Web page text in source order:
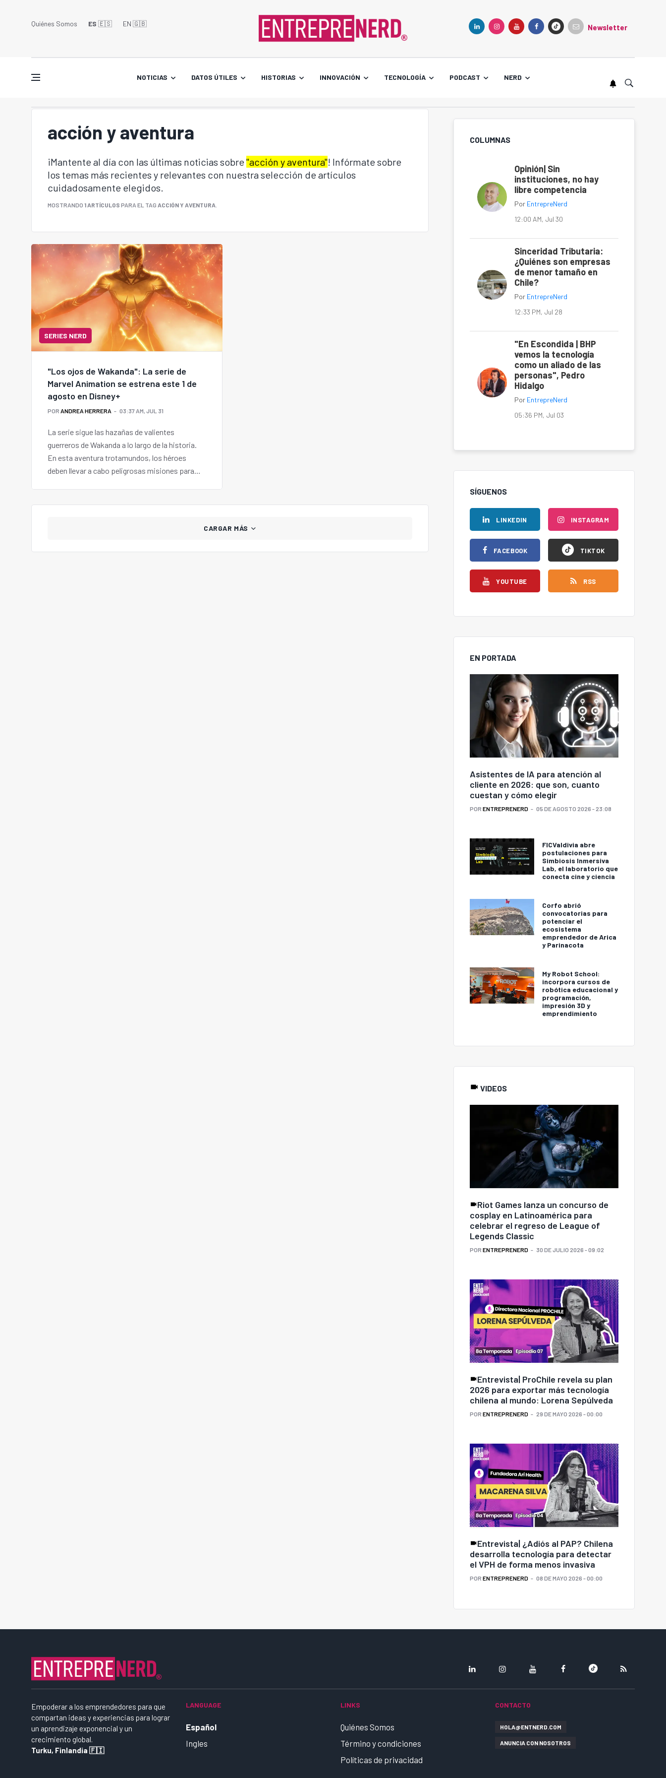
Quiénes Somos ES 🇪🇸 EN 🇬🇧󠁢󠁥󠁮󠁧󠁿 Newsletter
NOTICIAS DATOS ÚTILES HISTORIAS INNOVACIÓN TECNOLOGÍA PODCAST NERD
acción y aventura
¡Mantente al día con las últimas noticias sobre "acción y aventura"! Infórmate sobre
los temas más recientes y relevantes con nuestra selección de artículos
cuidadosamente elegidos.
MOSTRANDO 1 ARTÍCULOS PARA EL TAG ACCIÓN Y AVENTURA
SERIES NERD
"Los ojos de Wakanda": La serie de
Marvel Animation se estrena este 1 de
agosto en Disney+
POR ANDREA HERRERA 03:37 AM, JUL 31
La serie sigue las hazañas de valientes
guerreros de Wakanda a lo largo de la historia.
En esta aventura trotamundos, los héroes
deben llevar a cabo peligrosas misiones para
CARGAR MÁS
COLUMNAS
Opinión| Sin
instituciones, no hay
libre competencia
Por EntrepreNerd
12:00 AM, Jul 30
Sinceridad Tributaria:
¿Quiénes son empresas
de menor tamaño en
Chile?
Por EntrepreNerd
12:33 PM, Jul 28
"En Escondida | BHP
vemos la tecnología
como un aliado de las
personas", Pedro
Hidalgo
Por EntrepreNerd
05:36 PM, Jul 03
SÍGUENOS
LINKEDIN
FACEBOOK
YOUTUBE
INSTAGRAM
TIKTOK
RSS
EN PORTADA
Asistentes de IA para atención al
cliente en 2026: que son, cuanto
cuestan y cómo elegir
POR ENTREPRENERD 05 DE AGOSTO 2026 - 23:08
FICValdivia abre
postulaciones para
Simbiosis Inmersiva
Lab, el laboratorio que
conecta cine y ciencia
Corfo abrió
convocatorias para
potenciar el
ecosistema
emprendedor de Arica
y Parinacota
My Robot School:
incorpora cursos de
robótica educacional y
programación,
impresión 3D y
emprendimiento
VIDEOS
Riot Games lanza un concurso de
cosplay en Latinoamérica para
celebrar el regreso de League of
Legends Classic
POR ENTREPRENERD 30 DE JULIO 2026 - 09:02
Entrevista| ProChile revela su plan
2026 para exportar más tecnología
chilena al mundo: Lorena Sepúlveda
POR ENTREPRENERD 29 DE MAYO 2026 - 00:00
Entrevista| ¿Adiós al PAP? Chilena
desarrolla tecnología para detectar
el VPH de forma menos invasiva
POR ENTREPRENERD 08 DE MAYO 2026 - 00:00
Empoderar a los emprendedores para que
compartan ideas y experiencias para lograr
un aprendizaje exponencial y un
crecimiento global.
Turku, Finlandia 🇫🇮
LANGUAGE
Español
Ingles
LINKS
Quiénes Somos
Término y condiciones
Políticas de privacidad
CONTACTO
HOLA@ENTNERD.COM
ANUNCIA CON NOSOTROS